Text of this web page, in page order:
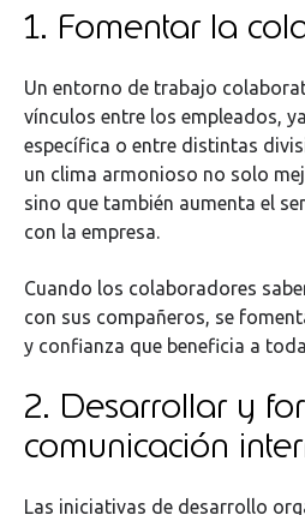
1. Fomentar la
Un entorno de trabajo
vínculos entre los empleados,
específica o entre distintas
un clima armonioso no solo
sino que también aumenta el
con la empresa.
Cuando los colaboradores
con sus compañeros, se
y confianza que beneficia a
2. Desarrollar y
comunicación
Las iniciativas de desarrollo